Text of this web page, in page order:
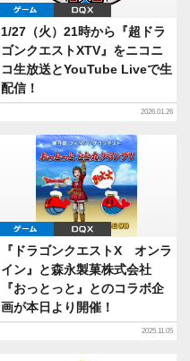
ゲーム
1/27（火）21時から『超ドラ
ゴンクエストXTV』をニコニ
コ生放送とYouTube Liveで生
配信！
2026.01.26
ゲーム DQX
『ドラゴンクエストX オンラ
イン』と森永製菓株式会社
『おっとっと』とのコラボ企
画が本日より開催！
2025.11.05